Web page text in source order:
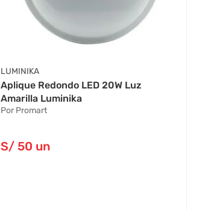
LUMINIKA
Aplique Redondo LED 20W Luz
Amarilla Luminika
Por Promart
S/ 50 un